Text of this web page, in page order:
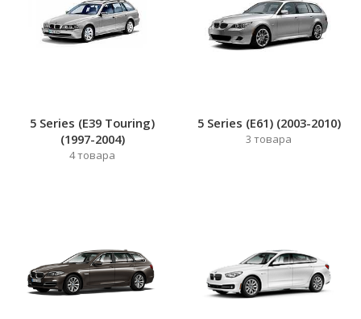
5 Series (E39 Touring)
(1997-2004)
4товара
5 Series (E61) (2003-2010)
3 товара